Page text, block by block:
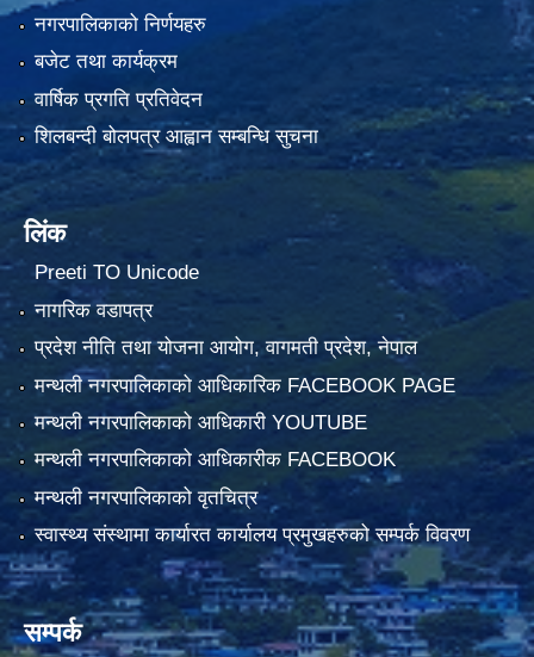
नगरपालिकाको निर्णयहरु
बजेट तथा कार्यक्रम
वार्षिक प्रगति प्रतिवेदन
शिलबन्दी बोलपत्र आह्वान सम्बन्धि सुचना
लिंक
Preeti TO Unicode
नागरिक वडापत्र
प्रदेश नीति तथा योजना आयोग, वागमती प्रदेश, नेपाल
मन्थली नगरपालिकाको आधिकारिक FACEBOOK PAGE
मन्थली नगरपालिकाको आधिकारी YOUTUBE
मन्थली नगरपालिकाको आधिकारीक FACEBOOK
मन्थली नगरपालिकाको वृतचित्र
स्वास्थ्य संस्थामा कार्यारत कार्यालय प्रमुखहरुको सम्पर्क विवरण
सम्पर्क